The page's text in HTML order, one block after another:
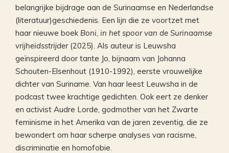
belangrijke bijdrage aan de Surinaamse en Nederlandse
(literatuur)geschiedenis. Een lijn die ze voortzet met
haar nieuwe boek Boni, in het spoor van de Surinaamse
vrijheidsstrijder(2025). Als auteur is Leuwsha
geïnspireerd door tante Jo, bijnaam van Johanna
Schouten-Elsenhout (1910-1992), eerste vrouwelijke
dichter van Suriname. Van haar leest Leuwsha in de
podcast twee krachtige gedichten. Ook eert ze denker
en activist Audre Lorde, godmother van het Zwarte
feminisme in het Amerika van de jaren zeventig, die ze
bewondert om haar scherpe analyses van racisme,
discriminatie en homofobie.